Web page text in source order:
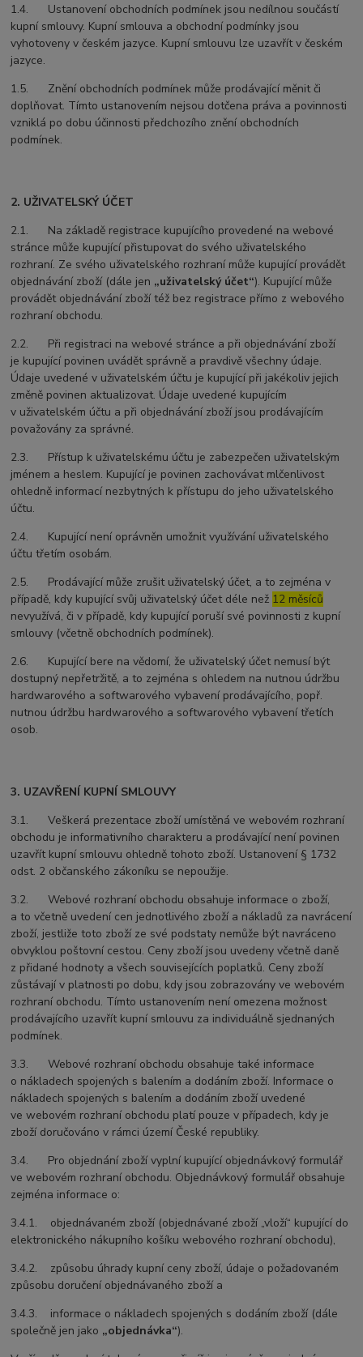
1.4. Ustanovení obchodních podmínek jsou nedílnou součástí
kupní smlouvy. Kupní smlouva a obchodní podmínky jsou
vyhotoveny v českém jazyce. Kupní smlouvu lze uzavřít v českém
jazyce.
1.5. Znění obchodních podmínek může prodávající měnit či
doplňovat. Tímto ustanovením nejsou dotčena práva a povinnosti
vzniklá po dobu účinnosti předchozího znění obchodních
podmínek.
2. UŽIVATELSKÝ ÚČET
2.1. Na základě registrace kupujícího provedené na webové
stránce může kupující přistupovat do svého uživatelského
rozhraní. Ze svého uživatelského rozhraní může kupující provádět
objednávání zboží (dále jen „uživatelský účet“). Kupující může
provádět objednávání zboží též bez registrace přímo z webového
rozhraní obchodu.
2.2. Při registraci na webové stránce a při objednávání zboží
je kupující povinen uvádět správně a pravdivě všechny údaje.
Údaje uvedené v uživatelském účtu je kupující při jakékoliv jejich
změně povinen aktualizovat. Údaje uvedené kupujícím
v uživatelském účtu a při objednávání zboží jsou prodávajícím
považovány za správné.
2.3. Přístup k uživatelskému účtu je zabezpečen uživatelským
jménem a heslem. Kupující je povinen zachovávat mlčenlivost
ohledně informací nezbytných k přístupu do jeho uživatelského
účtu.
2.4. Kupující není oprávněn umožnit využívání uživatelského
účtu třetím osobám.
2.5. Prodávající může zrušit uživatelský účet, a to zejména v
případě, kdy kupující svůj uživatelský účet déle než 12 měsíců
nevyužívá, či v případě, kdy kupující poruší své povinnosti z kupní
smlouvy (včetně obchodních podmínek).
2.6. Kupující bere na vědomí, že uživatelský účet nemusí být
dostupný nepřetržitě, a to zejména s ohledem na nutnou údržbu
hardwarového a softwarového vybavení prodávajícího, popř.
nutnou údržbu hardwarového a softwarového vybavení třetích
osob.
3. UZAVŘENÍ KUPNÍ SMLOUVY
3.1. Veškerá prezentace zboží umístěná ve webovém rozhraní
obchodu je informativního charakteru a prodávající není povinen
uzavřít kupní smlouvu ohledně tohoto zboží. Ustanovení § 1732
odst. 2 občanského zákoníku se nepoužije.
3.2. Webové rozhraní obchodu obsahuje informace o zboží,
a to včetně uvedení cen jednotlivého zboží a nákladů za navrácení
zboží, jestliže toto zboží ze své podstaty nemůže být navráceno
obvyklou poštovní cestou. Ceny zboží jsou uvedeny včetně daně
z přidané hodnoty a všech souvisejících poplatků. Ceny zboží
zůstávají v platnosti po dobu, kdy jsou zobrazovány ve webovém
rozhraní obchodu. Tímto ustanovením není omezena možnost
prodávajícího uzavřít kupní smlouvu za individuálně sjednaných
podmínek.
3.3. Webové rozhraní obchodu obsahuje také informace
o nákladech spojených s balením a dodáním zboží. Informace o
nákladech spojených s balením a dodáním zboží uvedené
ve webovém rozhraní obchodu platí pouze v případech, kdy je
zboží doručováno v rámci území České republiky.
3.4. Pro objednání zboží vyplní kupující objednávkový formulář
ve webovém rozhraní obchodu. Objednávkový formulář obsahuje
zejména informace o:
3.4.1. objednávaném zboží (objednávané zboží „vloží“ kupující do
elektronického nákupního košíku webového rozhraní obchodu),
3.4.2. způsobu úhrady kupní ceny zboží, údaje o požadovaném
způsobu doručení objednávaného zboží a
3.4.3. informace o nákladech spojených s dodáním zboží (dále
společně jen jako „objednávka“).